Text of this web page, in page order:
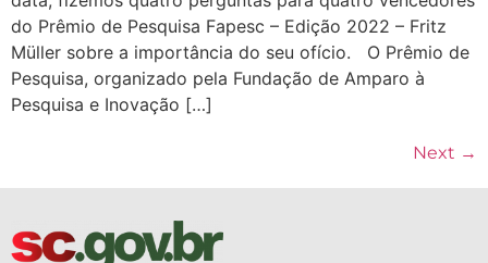
do Prêmio de Pesquisa Fapesc – Edição 2022 – Fritz
Müller sobre a importância do seu ofício. O Prêmio de
Pesquisa, organizado pela Fundação de Amparo à
Pesquisa e Inovação […]
Next →